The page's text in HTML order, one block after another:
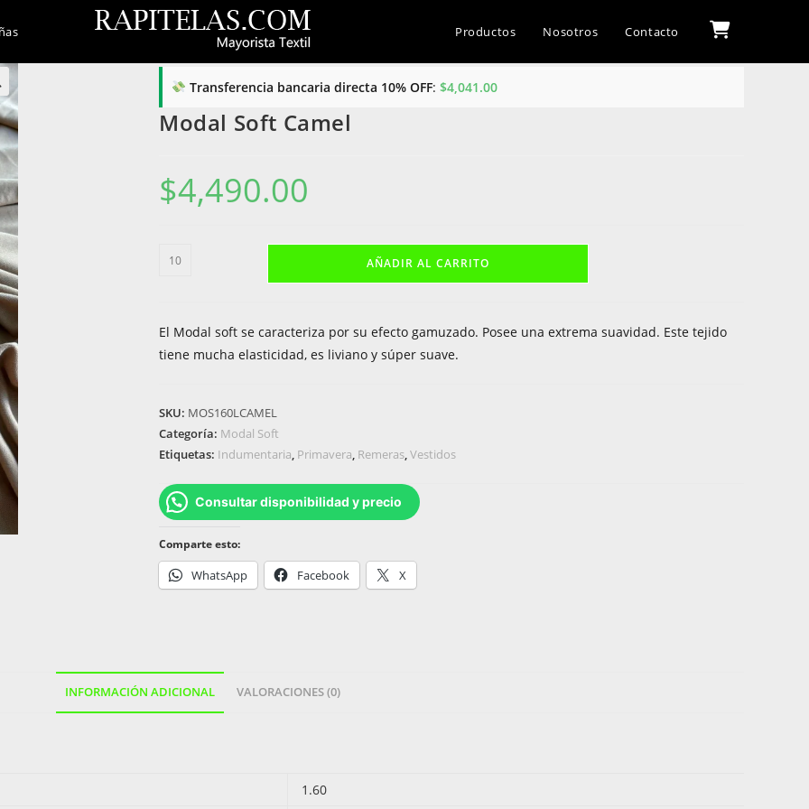
Productos Nosotros Contacto
Transferencia bancaria directa 10% OFF: $4,041.00
Modal Soft Camel
$4,490.00
Modal
AÑADIR AL CARRITO
El Modal soft se caracteriza por su efecto gamuzado. Posee una extrema suavidad. Este tejido
tiene mucha elasticidad, es liviano y súper suave.
SKU: MOS160LCAMEL
Categoría: Modal Soft
Etiquetas: Indumentaria, Primavera, Remeras,Vestidos
Consultar disponibilidad y precio
Comparte esto:
WhatsApp Facebook X
INFORMACIÓN ADICIONAL VALORACIONES (0)
1.60